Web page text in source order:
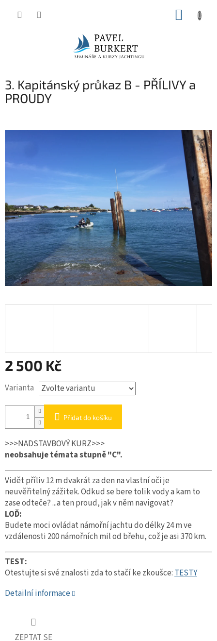
3. Kapitánský průkaz B - PŘÍLIVY a
PROUDY
2 500 Kč
Měrná
cena:
Varianta
Přidat do košíku
>>>NADSTAVBOVÝ KURZ>>>
neobsahuje témata stupně "C".
Vidět příliv 12 m dvakrát za den na vlastní oči je
neuvěřitelný zážitek. Odkud se bere tolik vody a kam to
zase odteče? ...a ten proud, jak v něm navigovat?
LOĎ:
Budete moci ovládat námořní jachtu do délky 24 m ve
vzdálenosti 200 námořních mil od břehu, což je asi 370 km.
TEST:
Otestujte si své znalosti zda to stačí ke zkoušce:TESTY
Detailní informace
ZEPTAT SE